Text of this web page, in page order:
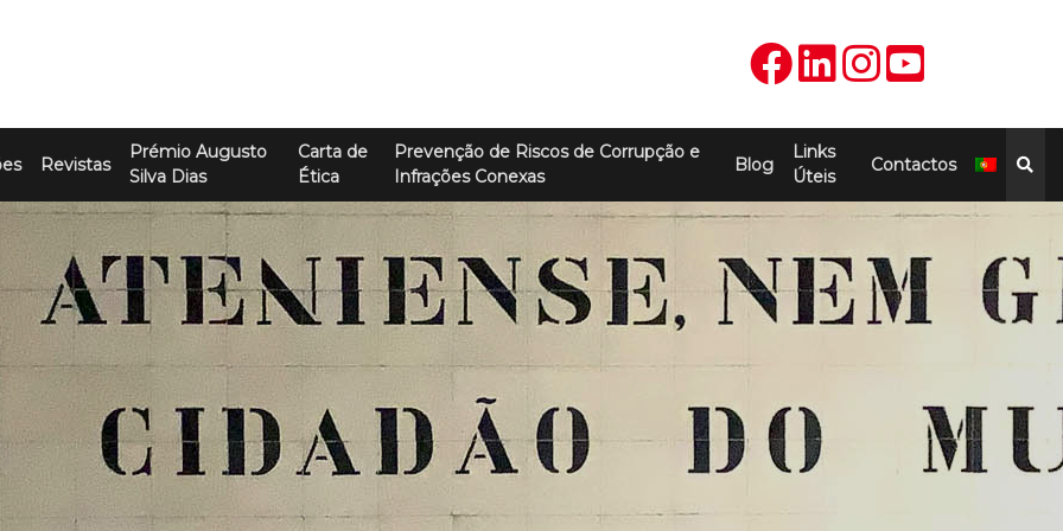
Revistas
Prémio Augusto
Silva Dias
Carta de
Ética
Prevenção de Riscos de Corrupção e
Infrações Conexas
Blog
Links
Úteis
Contactos